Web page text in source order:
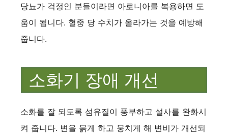
당뇨가 걱정인 분들이라면 아로니아를 복용하면 도
움이 됩니다. 혈중 당 수치가 올라가는 것을 예방해
줍니다.
소화기 장애 개선
소화를 잘 되도록 섬유질이 풍부하고 설사를 완화시
켜 줍니다. 변을 묽게 하고 뭉치게 해 변비가 개선되